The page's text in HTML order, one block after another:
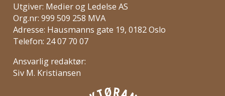
Utgiver: Medier og Ledelse AS
Org.nr: 999 509 258 MVA
Adresse: Hausmanns gate 19, 0182 Oslo
Telefon: 24 07 70 07
Ansvarlig redaktør:
Siv M. Kristiansen